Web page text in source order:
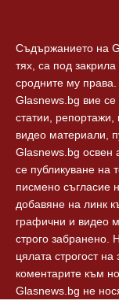
Съдържанието на
тях, са под
сродните му
Glasnews.bg вие
статии, репортажи,
видео материали,
Glasnews.bg освен
се публикуване на
писмено съгласие
добавяне на линк
графични и видео
строго забранено.
цялата строгост
коментарите към
Glasnews.bg не